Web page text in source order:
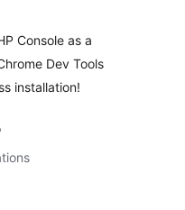
Console as a
Dev Tools
installation!